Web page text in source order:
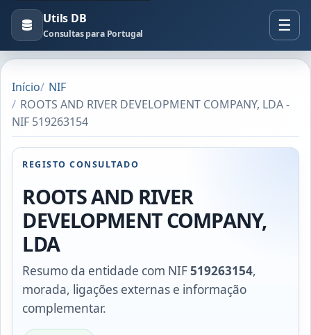
Utils DB
Consultas para Portugal
Início
NIF
ROOTS AND RIVER DEVELOPMENT COMPANY, LDA -
NIF 519263154
REGISTO CONSULTADO
ROOTS AND RIVER
DEVELOPMENT COMPANY,
LDA
Resumo da entidade com NIF519263154,
morada, ligações externas e informação
complementar.